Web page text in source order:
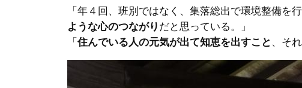
「年４回、班別ではなく、集落総出で環境整備
ような心のつながり だと思っている。」
「住んでいる人の元気が出て知恵を出すこと 、そ